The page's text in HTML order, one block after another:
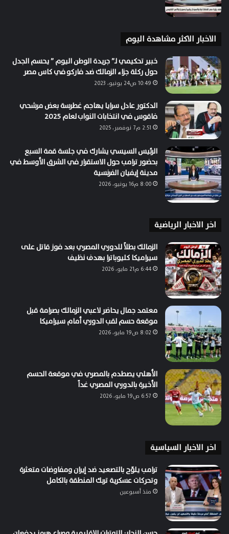
الاخبار الاكثر مشاهدة اليوم
خبير تحكيمي لـ” جريدة الوطن اليوم ” يحسم الجدل
حول ركلة جزاء الزمالك ضد فاركو في كاس مصر
10:49 ص24 يونيو، 2023
الدكتور عادل سرايا يهاجم غطرسة بعض مرشحي
فاقوس في انتخابات النواب لعام 2025
2:51 م7 نوفمبر، 2025
الرئيس السيسي يشارك في جلسة قمة السبع
بحضور ترامب حول الاستقرار في الشرق الأوسط في
مدينة إيفيان الفرنسية
8:00 م16 يونيو، 2026
اخر الاخبار الرياضية
الزمالك بطلاً للدوري المصري بعد فوز قاتل على
سيراميكا كليوباترا بهدف نظيف
6:44 م21 مايو، 2026
معتمد جمال يحاضر لاعبي الزمالك بصرامة قبل
موقعة حسم لقب الدوري أمام سيراميكا
8:02 ص19 مايو، 2026
الأهلي يصطدم بالمصري في موقعة الحسم
الأخيرة بالدوري المصري غداً
6:57 ص19 مايو، 2026
اخر الاخبار السياسية
ترامب يلوّح بالتصعيد ضد إيران ومفاوضات متعثرة
وتحركات عسكرية تربك المنطقة بالكامل
منذ أسبوعين